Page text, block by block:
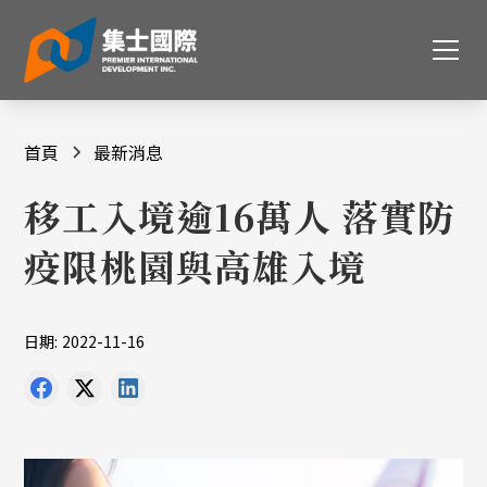
首頁 最新消息
移工入境逾16萬人 落實防
疫限桃園與高雄入境
日期: 2022-11-16